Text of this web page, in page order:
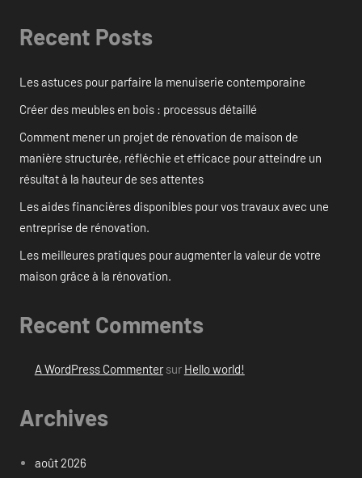
Recent Posts
Les astuces pour parfaire la menuiserie contemporaine
Créer des meubles en bois : processus détaillé
Comment mener un projet de rénovation de maison de
manière structurée, réfléchie et efficace pour atteindre un
résultat à la hauteur de ses attentes
Les aides financières disponibles pour vos travaux avec une
entreprise de rénovation.
Les meilleures pratiques pour augmenter la valeur de votre
maison grâce à la rénovation.
Recent Comments
A WordPress Commentersur Hello world!
Archives
août 2026